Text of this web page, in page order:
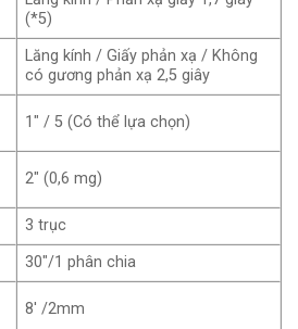
(*5)
Lăng kính / Giấy phản xạ / Không
có gương phản xạ 2,5 giây
1″ / 5 (Có thể lựa chọn)
2″ (0,6 mg)
3 trục
30″/1 phân chia
8′ /2mm